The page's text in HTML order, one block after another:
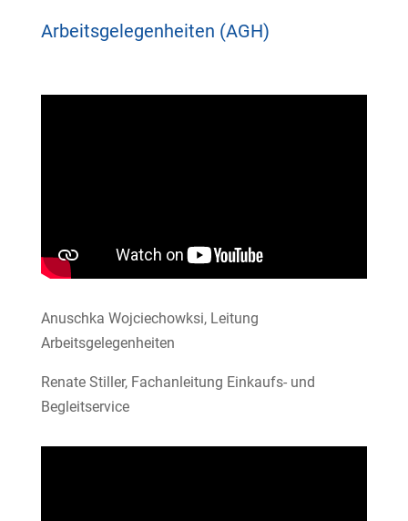
Arbeitsgelegenheiten (AGH)
Anuschka Wojciechowksi, Leitung
Arbeitsgelegenheiten
Renate Stiller, Fachanleitung Einkaufs- und
Begleitservice